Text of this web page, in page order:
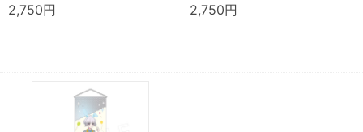
2,750円 2,750円